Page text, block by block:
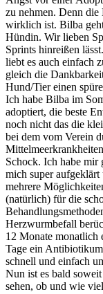
zu nehmen. Denn
wirklich ist. Bilba
Hündin. Wir lieben
Sprints hinreißen
liebt es auch einfach
gleich die
Hund/Tier einen
Ich habe Bilba im
adoptiert, die beste
noch nicht das die
bei dem vom Verein
Schock. Ich habe mir
mich super
mehrere
(natürlich) für die
Herzwurmbefall
12 Monate monatlich
Tage ein
schnell und einfach
Nun ist es bald
sehen, ob und wie